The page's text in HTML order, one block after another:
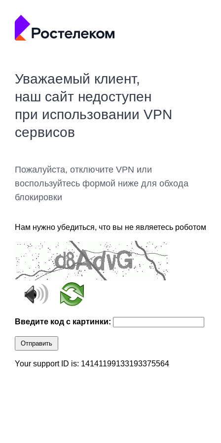
Уважаемый клиент,
наш сайт недоступен
при использовании VPN
сервисов
Пожалуйста, отключите VPN или
воспользуйтесь формой ниже для обхода
блокировки
Нам нужно убедиться, что вы не являетесь роботом
Введите код с картинки:
Отправить
Your support ID is: 14141199133193375564